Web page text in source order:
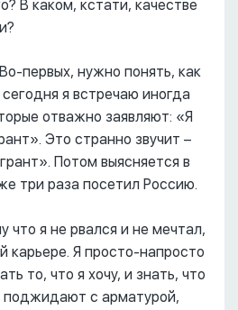
В каком, кстати, качестве
Во-первых, нужно понять, как
я встречаю иногда
отважно заявляют: «Я
Это странно звучит –
Потом выясняется в
три раза посетил Россию.
что я не рвался и не мечтал,
карьере. Я просто-напросто
то, что я хочу, и знать, что
поджидают с арматурой,